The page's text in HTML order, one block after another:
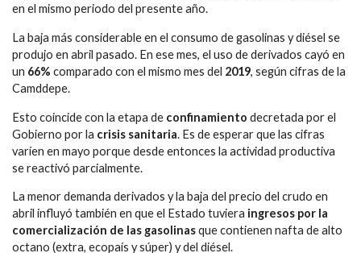
en el mismo periodo del presente año.
La baja más considerable en el consumo de gasolinas y diésel se
produjo en abril pasado. En ese mes, el uso de derivados cayó en
un 66% comparado con el mismo mes del 2019, según cifras de la
Camddepe.
Esto coincide con la etapa de confinamiento decretada por el
Gobierno por la crisis sanitaria. Es de esperar que las cifras
varíen en mayo porque desde entonces la actividad productiva
se reactivó parcialmente.
La menor demanda derivados y la baja del precio del crudo en
abril influyó también en que el Estado tuviera ingresos por la
comercialización de las gasolinasque contienen nafta de alto
octano (extra, ecopaís y súper) y del diésel.